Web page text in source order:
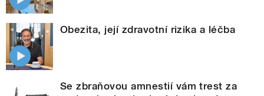
Obezita, její zdravotní rizika a léčba
Se zbraňovou amnestií vám trest za